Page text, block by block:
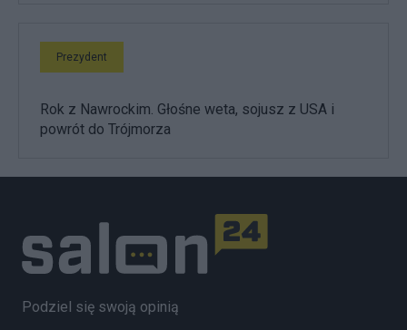
Prezydent
Rok z Nawrockim. Głośne weta, sojusz z USA i
powrót do Trójmorza
Podziel się swoją opinią